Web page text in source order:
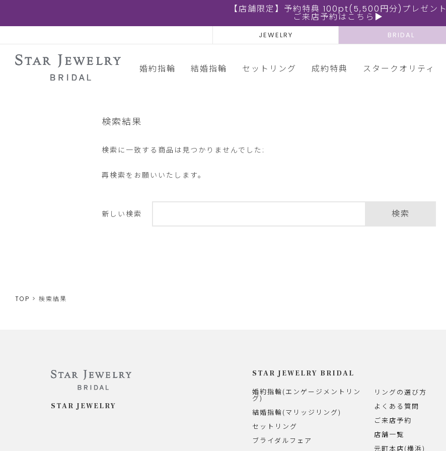
【店舗限定】予約特典 100pt(5,500円分)プレゼント
ご来店予約はこちら▶
JEWELRY BRIDAL
婚約指輪 結婚指輪 セットリング 成約特典 スタークオリティ
検索結果
検索に一致する商品は見つかりませんでした:
再検索をお願いいたします。
新しい検索 検索
TOP 検索結果
STAR JEWELRY
STAR JEWELRY BRIDAL
婚約指輪(エンゲージメントリン
グ)
結婚指輪(マリッジリング)
セットリング
ブライダルフェア
リングの選び方
よくある質問
ご来店予約
店舗一覧
元町本店(横浜)